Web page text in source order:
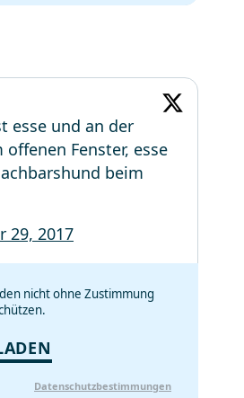
esse und an der
Fenster, esse
beim
29, 2017
nicht ohne Zustimmung
Datenschutzbestimmungen